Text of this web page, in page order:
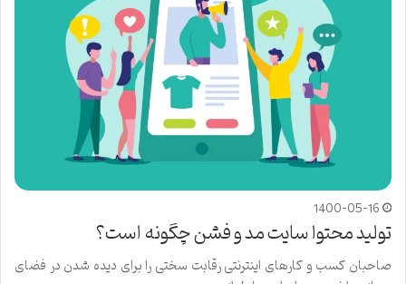
1400-05-16
تولید محتوا سایت مد و فشن چگونه است؟
صاحبان کسب و کارهای اینترنتی رقابت سختی را برای دیده شدن در فضای